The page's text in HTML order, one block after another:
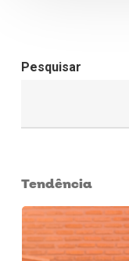
Pesquisar
Tendência